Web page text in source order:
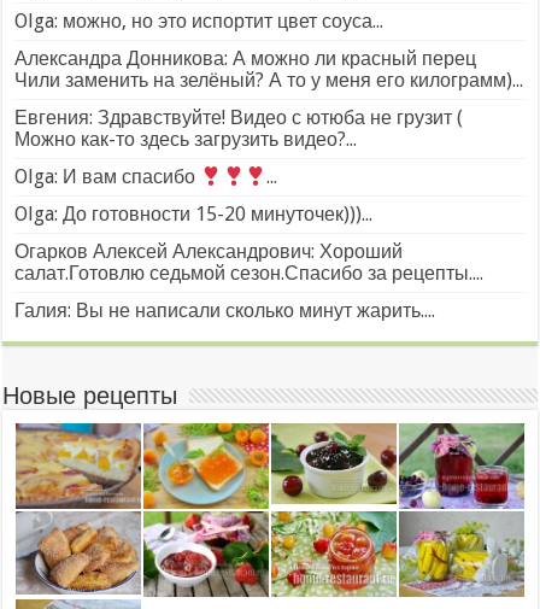
Olga: можно, но это испортит цвет соуса...
Александра Донникова: А можно ли красный перец
Чили заменить на зелёный? А то у меня его килограмм)...
Евгения: Здравствуйте! Видео с ютюба не грузит (
Можно как-то здесь загрузить видео?...
Olga: И вам спасибо
...
Olga: До готовности 15-20 минуточек)))...
Огарков Алексей Александрович: Хороший
салат.Готовлю седьмой сезон.Спасибо за рецепты....
Галия: Вы не написали сколько минут жарить....
Новые рецепты